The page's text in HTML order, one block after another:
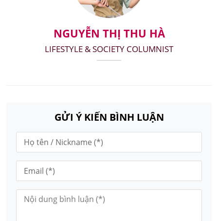
NGUYỄN THỊ THU HÀ
LIFESTYLE & SOCIETY COLUMNIST
GỬI Ý KIẾN BÌNH LUẬN